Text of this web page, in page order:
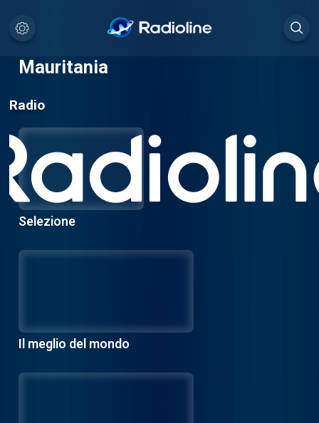
Mauritania
Radio
Selezione
Il meglio del mondo